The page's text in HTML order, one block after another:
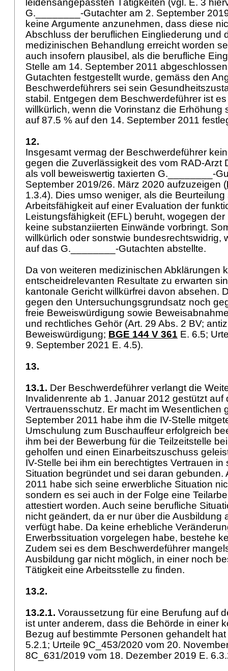
leidensangepassten Tätigkeiten (vgl. E. 3
G.________-Gutachter am 2. September
keine Argumente anzunehmen, dass diese
Abschluss der beruflichen Eingliederung und
medizinischen Behandlung erreicht worden
auch insofern plausibel, als die berufliche
Stelle am 14. September 2011
Gutachten festgestellt wurde, gemäss den
Beschwerdeführers sei sein
stabil. Entgegen dem Beschwerdeführer ist
willkürlich, wenn die Vorinstanz die Erhöhung
auf 87.5 % auf den 14. September 2011
12.
Insgesamt vermag der Beschwerdeführer
gegen die Zuverlässigkeit des vom RAD-Arzt
als voll beweiswertig taxierten G.________-
September 2019/26. März 2020 aufzuzeigen (
1.3.4). Dies umso weniger, als die Beurteilung
Arbeitsfähigkeit auf einer Evaluation der
Leistungsfähigkeit (EFL) beruht, wogegen
keine substanziierten Einwände vorbringt.
willkürlich oder sonstwie bundesrechtswidrig,
auf das G.________-Gutachten abstellte.
Da von weiteren medizinischen Abklärungen
entscheidrelevanten Resultate zu erwarten
kantonale Gericht willkürfrei davon absehen.
gegen den Untersuchungsgrundsatz noch
freie Beweiswürdigung sowie
und rechtliches Gehör (Art. 29 Abs. 2 BV;
Beweiswürdigung; BGE 144 V 361 E. 6.5;
9. September 2021 E. 4.5).
13.
13.1. Der Beschwerdeführer verlangt die
Invalidenrente ab 1. Januar 2012 gestützt auf
Vertrauensschutz. Er macht im Wesentlichen
September 2011 habe ihm die IV-Stelle
Umschulung zum Buschauffeur erfolgreich
ihm bei der Bewerbung für die Teilzeitstelle
geholfen und einen Einarbeitszuschuss
IV-Stelle bei ihm ein berechtigtes Vertrauen in
Situation begründet und sei daran gebunden.
2011 habe sich seine erwerbliche Situation
sondern es sei auch in der Folge eine
attestiert worden. Auch seine berufliche
nicht geändert, da er nur über die Ausbildung
verfügt habe. Da keine erhebliche
Erwerbssituation vorgelegen habe, bestehe
Zudem sei es dem Beschwerdeführer
Ausbildung gar nicht möglich, in einer noch
Tätigkeit eine Arbeitsstelle zu finden.
13.2.
13.2.1. Voraussetzung für eine Berufung auf
ist unter anderem, dass die Behörde in einer
Bezug auf bestimmte Personen gehandelt hat
5.2.1; Urteile 9C_453/2020 vom 20.
8C_631/2019 vom 18. Dezember 2019 E.